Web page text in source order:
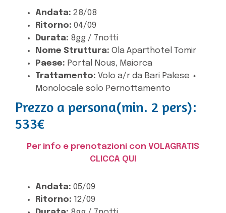
Andata: 28/08
Ritorno: 04/09
Durata: 8gg / 7notti
Nome Struttura: Ola Aparthotel Tomir
Paese: Portal Nous, Maiorca
Trattamento: Volo a/r da Bari Palese +
Monolocale solo Pernottamento
Prezzo a persona(min. 2 pers):
533€
Per info e prenotazioni con VOLAGRATIS
CLICCA QUI
Andata: 05/09
Ritorno: 12/09